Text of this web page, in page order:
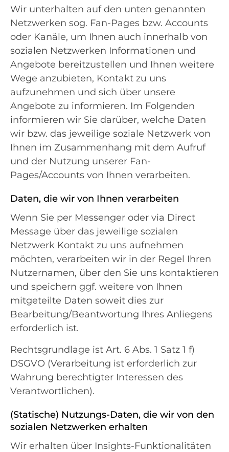
Wir unterhalten auf den unten genannten
Netzwerken sog. Fan-Pages bzw. Accounts
oder Kanäle, um Ihnen auch innerhalb von
sozialen Netzwerken Informationen und
Angebote bereitzustellen und Ihnen weitere
Wege anzubieten, Kontakt zu uns
aufzunehmen und sich über unsere
Angebote zu informieren. Im Folgenden
informieren wir Sie darüber, welche Daten
wir bzw. das jeweilige soziale Netzwerk von
Ihnen im Zusammenhang mit dem Aufruf
und der Nutzung unserer Fan-
Pages/Accounts von Ihnen verarbeiten.
Daten, die wir von Ihnen verarbeiten
Wenn Sie per Messenger oder via Direct
Message über das jeweilige sozialen
Netzwerk Kontakt zu uns aufnehmen
möchten, verarbeiten wir in der Regel Ihren
Nutzernamen, über den Sie uns kontaktieren
und speichern ggf. weitere von Ihnen
mitgeteilte Daten soweit dies zur
Bearbeitung/Beantwortung Ihres Anliegens
erforderlich ist.
Rechtsgrundlage ist Art. 6 Abs. 1 Satz 1 f)
DSGVO (Verarbeitung ist erforderlich zur
Wahrung berechtigter Interessen des
Verantwortlichen).
(Statische) Nutzungs-Daten, die wir von den
sozialen Netzwerken erhalten
Wir erhalten über Insights-Funktionalitäten